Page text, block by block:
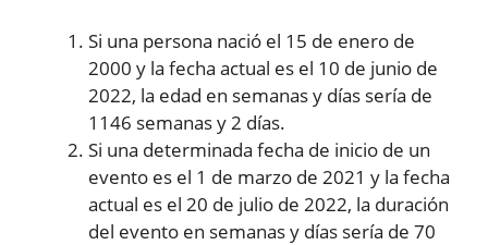
Si una persona nació el 15 de enero de
2000 y la fecha actual es el 10 de junio de
2022, la edad en semanas y días sería de
1146 semanas y 2 días.
Si una determinada fecha de inicio de un
evento es el 1 de marzo de 2021 y la fecha
actual es el 20 de julio de 2022, la duración
del evento en semanas y días sería de 70